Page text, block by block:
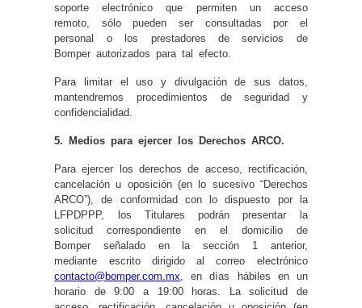
soporte electrónico que permiten un acceso
remoto, sólo pueden ser consultadas por el
personal o los prestadores de servicios de
Bomper autorizados para tal efecto.
Para limitar el uso y divulgación de sus datos,
mantendremos procedimientos de seguridad y
confidencialidad.
5. Medios para ejercer los Derechos ARCO.
Para ejercer los derechos de acceso, rectificación,
cancelación u oposición (en lo sucesivo “Derechos
ARCO”), de conformidad con lo dispuesto por la
LFPDPPP, los Titulares podrán presentar la
solicitud correspondiente en el domicilio de
Bomper señalado en la sección 1 anterior,
mediante escrito dirigido al correo electrónico
contacto@bomper.com.mx , en días hábiles en un
horario de 9:00 a 19:00 horas. La solicitud de